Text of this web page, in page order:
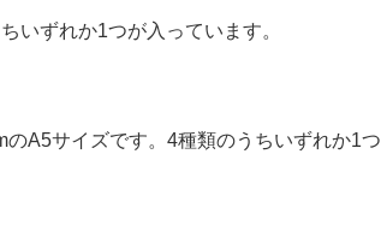
いずれか1つが入っています。
A5サイズです。4種類のうちいずれか1つ